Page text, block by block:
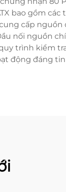
bao gồm
cấp
nối nguồn
trình kiểm
động đáng